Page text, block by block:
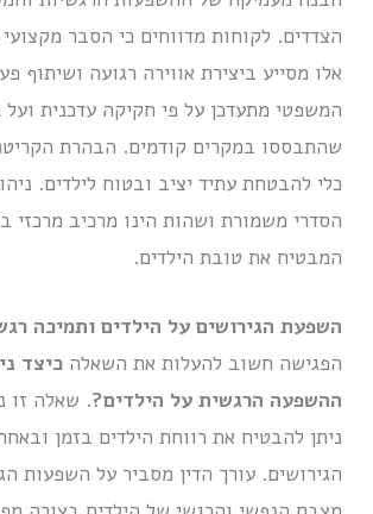
הצדדים. לקוחות מדווחים כי הסבר מקצועי
אלו מסייע ביצירת אווירה רגועה ושיתוף
המשפטי מתעדכן על פי חקיקה עדכנית ועל
שהתבססו במקרים קודמים. הבהרת
כלי להבטחת עתיד יציב ובטוח לילדים.
הסדרי משמורת ושהות הינו מרכיב מרכזי
המבטיח את טובת הילדים.
השפעת הגירושים על הילדים ותמיכה
הפגישה חשוב להעלות את השאלהכיצד
ההשפעה הרגשית על הילדים?. שאלה זו
ניתן להבטיח את רווחת הילדים בזמן
הגירושים. עורך הדין מסביר על השפעות